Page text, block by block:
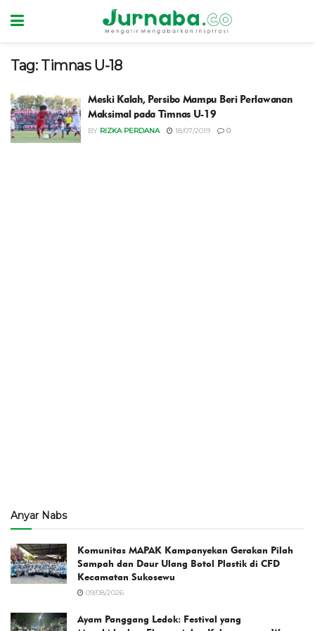
Tag: Timnas U-18
Meski Kalah, Persibo Mampu Beri Perlawanan
Maksimal pada Timnas U-19
BY RIZKA PERDANA 18/07/2019 0
Anyar Nabs
Komunitas MAPAK Kampanyekan Gerakan Pilah
Sampah dan Daur Ulang Botol Plastik di CFD
Kecamatan Sukosewu
09/08/2026
Ayam Panggang Ledok: Festival yang